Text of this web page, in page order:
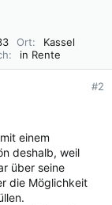
Ort
Kassel
in Rente
#2
einem
deshalb, weil
über seine
die Möglichkeit